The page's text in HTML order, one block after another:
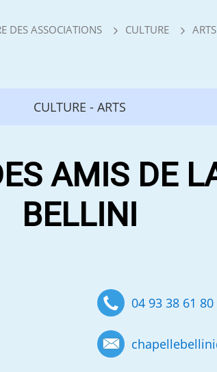
DES ASSOCIATIONS CULTURE
ARTS
CULTURE - ARTS
AMIS DE
BELLINI
04 93 38 61 80
chapellebellini